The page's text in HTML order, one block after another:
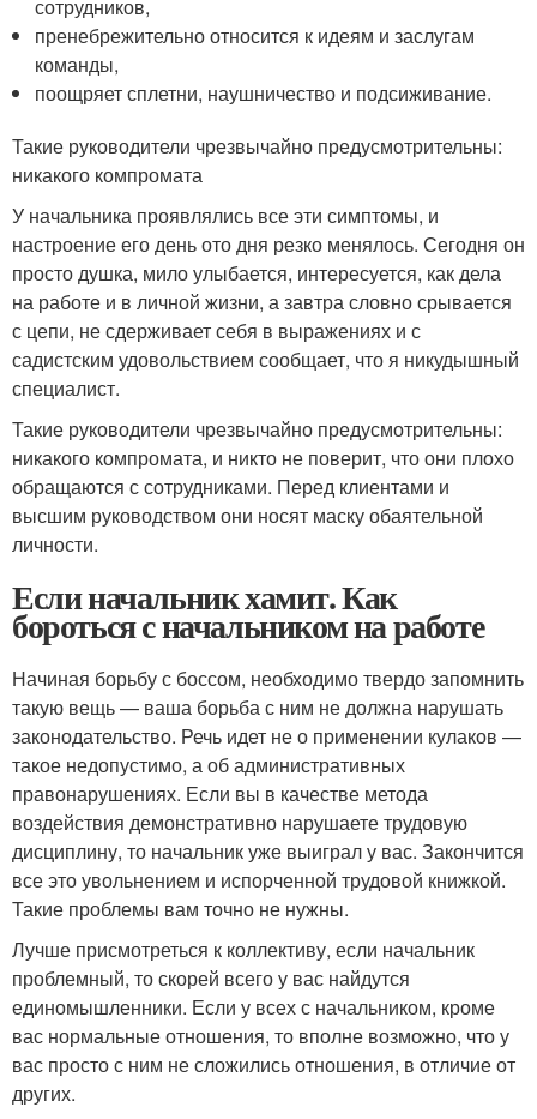
сотрудников,
пренебрежительно относится к идеям и заслугам
команды,
поощряет сплетни, наушничество и подсиживание.
Такие руководители чрезвычайно предусмотрительны:
никакого компромата
У начальника проявлялись все эти симптомы, и
настроение его день ото дня резко менялось. Сегодня он
просто душка, мило улыбается, интересуется, как дела
на работе и в личной жизни, а завтра словно срывается
с цепи, не сдерживает себя в выражениях и с
садистским удовольствием сообщает, что я никудышный
специалист.
Такие руководители чрезвычайно предусмотрительны:
никакого компромата, и никто не поверит, что они плохо
обращаются с сотрудниками. Перед клиентами и
высшим руководством они носят маску обаятельной
личности.
Если начальник хамит. Как
бороться с начальником на работе
Начиная борьбу с боссом, необходимо твердо запомнить
такую вещь — ваша борьба с ним не должна нарушать
законодательство. Речь идет не о применении кулаков —
такое недопустимо, а об административных
правонарушениях. Если вы в качестве метода
воздействия демонстративно нарушаете трудовую
дисциплину, то начальник уже выиграл у вас. Закончится
все это увольнением и испорченной трудовой книжкой.
Такие проблемы вам точно не нужны.
Лучше присмотреться к коллективу, если начальник
проблемный, то скорей всего у вас найдутся
единомышленники. Если у всех с начальником, кроме
вас нормальные отношения, то вполне возможно, что у
вас просто с ним не сложились отношения, в отличие от
других.